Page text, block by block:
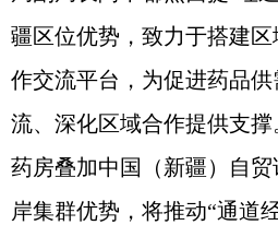
疆区位优势，致力于搭建
作交流平台，为促进药品
流、深化区域合作提供支
药房叠加中国（新疆）自
岸集群优势，将推动“通道